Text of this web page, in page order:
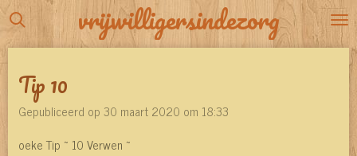
Ga
direct
de
hoofdinhoud
vrijwilligersindezorg
Tip 10
Gepubliceerd op 30 maart 2020 om 18:33
oeke Tip ~ 10 Verwen ~